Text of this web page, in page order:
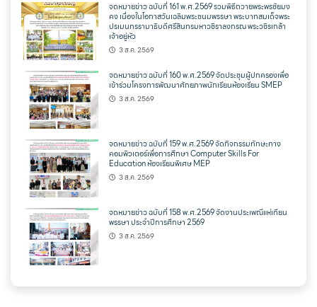
จดหมายข่าว ฉบับที่ 161 พ.ศ.2569 รวมพิธีถวายพระพรชัยมง
คง เนื่องในโอกาสวันเฉลิมพระชนมพรรษา พระบาทสมเด็จพระ
ปรเมนทรรามาธิบดีศรีสินทรมหาวชิราลงกรณ พระวชิรเกล้า
เจ้าอยู่หัว
3 ส.ค. 2569
จดหมายข่าว ฉบับที่ 160 พ.ศ.2569 จัดประชุมผู้ปกครองเพื่อ
เข้าร่วมโครงการพัฒนาศักยภาพนักเรียนห้องเรียน SMEP
3 ส.ค. 2569
จดหมายข่าว ฉบับที่ 159 พ.ศ.2569 จัดกิจกรรมทักษะทาง
คอมพิวเตอร์เพื่อการศึกษา Computer Skills For
Education ห้องเรียนพิเศษ MEP
3 ส.ค. 2569
จดหมายข่าว ฉบับที่ 158 พ.ศ.2569 จัดงานประเพณีแห่เทียน
พรรษา ประจำปีการศึกษา 2569
3 ส.ค. 2569